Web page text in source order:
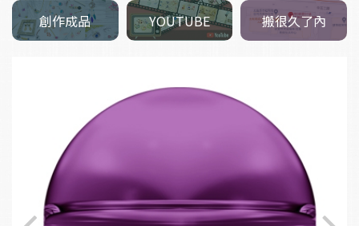
創作成品 YOUTUBE 搬很久了內